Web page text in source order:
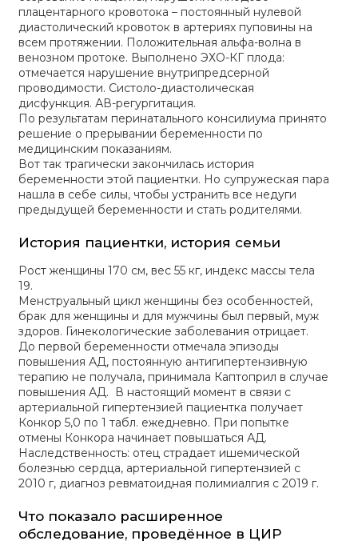
плацентарного кровотока – постоянный нулевой
диастолический кровоток в артериях пуповины на
всем протяжении. Положительная альфа-волна в
венозном протоке. Выполнено ЭХО-КГ плода:
отмечается нарушение внутрипредсерной
проводимости. Систоло-диастолическая
дисфункция. АВ-регургитация.
По результатам перинатального консилиума принято
решение о прерывании беременности по
медицинским показаниям.
Вот так трагически закончилась история
беременности этой пациентки. Но супружеская пара
нашла в себе силы, чтобы устранить все недуги
предыдущей беременности и стать родителями.
История пациентки, история семьи
Рост женщины 170 см, вес 55 кг, индекс массы тела
19.
Менструальный цикл женщины без особенностей,
брак для женщины и для мужчины был первый, муж
здоров. Гинекологические заболевания отрицает.
До первой беременности отмечала эпизоды
повышения АД, постоянную антигипертензивную
терапию не получала, принимала Каптоприл в случае
повышения АД. В настоящий момент в связи с
артериальной гипертензией пациентка получает
Конкор 5,0 по 1 табл. ежедневно. При попытке
отмены Конкора начинает повышаться АД.
Наследственность: отец страдает ишемической
болезнью сердца, артериальной гипертензией с
2010 г, диагноз ревматоидная полимиалгия с 2019 г.
Что показало расширенное
обследование, проведённое в ЦИР